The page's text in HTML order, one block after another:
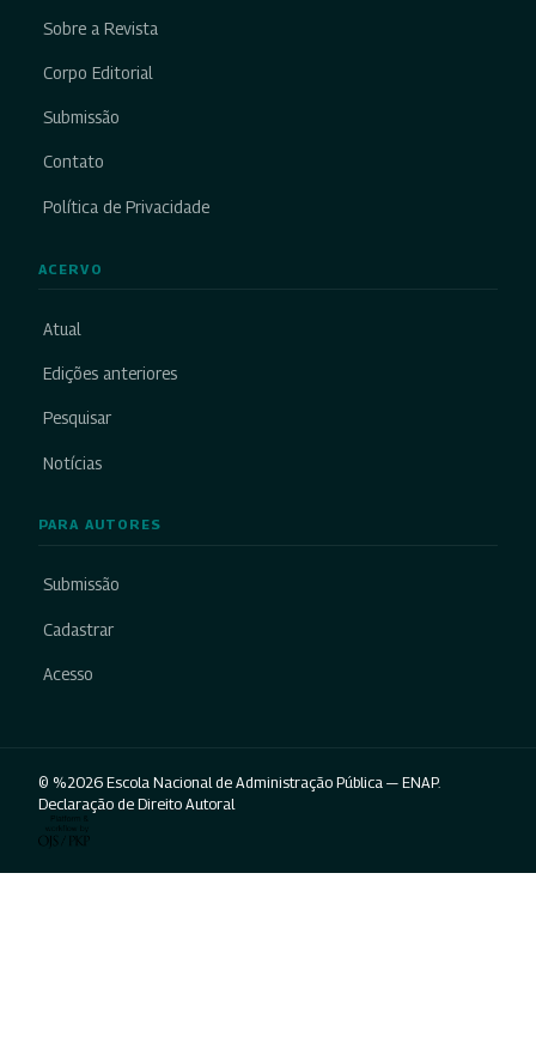
Sobre a Revista
Corpo Editorial
Submissão
Contato
Política de Privacidade
ACERVO
Atual
Edições anteriores
Pesquisar
Notícias
PARA AUTORES
Submissão
Cadastrar
Acesso
© %2026 Escola Nacional de Administração Pública — ENAP.
Declaração de Direito Autoral